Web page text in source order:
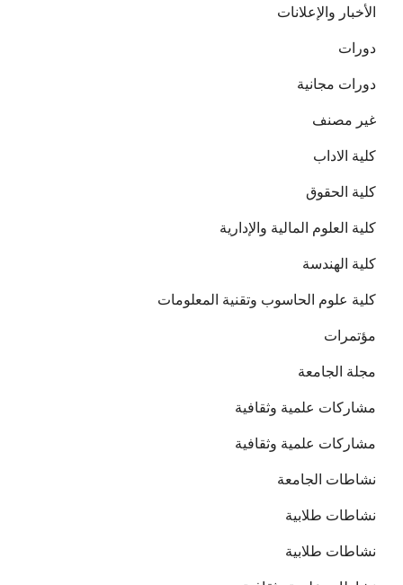
الأخبار والإعلانات
دورات
دورات مجانية
غير مصنف
كلية الاداب
كلية الحقوق
كلية العلوم المالية والإدارية
كلية الهندسة
كلية علوم الحاسوب وتقنية المعلومات
مؤتمرات
مجلة الجامعة
مشاركات علمية وثقافية
مشاركات علمية وثقافية
نشاطات الجامعة
نشاطات طلابية
نشاطات طلابية